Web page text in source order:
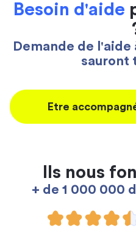
Besoin d'aide
Demande de
sauront
Etre
Ils nous
+ de 1 000 000